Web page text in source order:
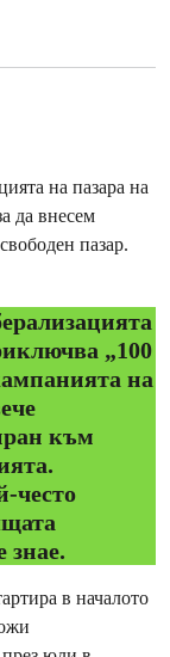
„100
на
към
често
знае.
в началото